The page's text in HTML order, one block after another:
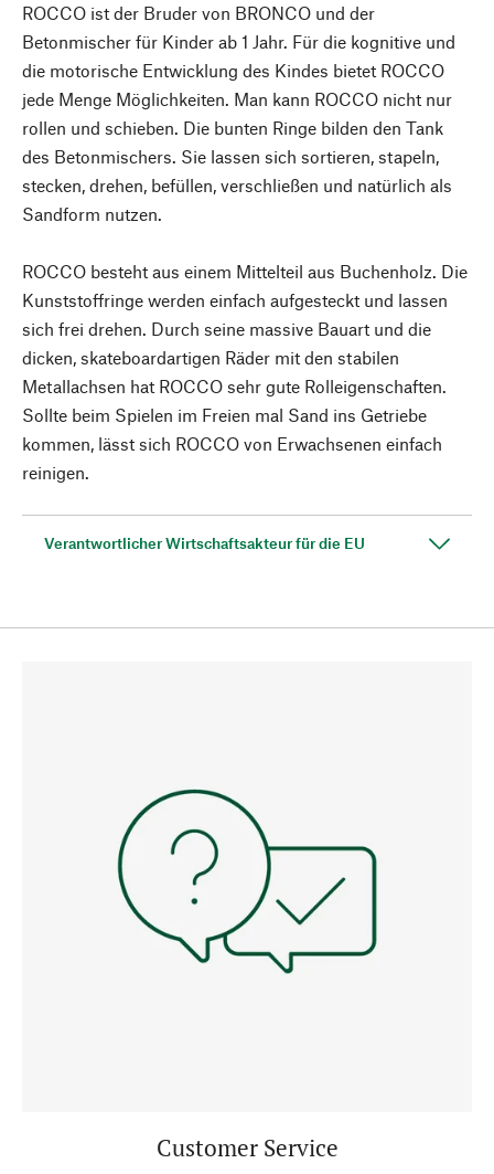
ROCCO ist der Bruder von BRONCO und der
Betonmischer für Kinder ab 1 Jahr. Für die kognitive und
die motorische Entwicklung des Kindes bietet ROCCO
jede Menge Möglichkeiten. Man kann ROCCO nicht nur
rollen und schieben. Die bunten Ringe bilden den Tank
des Betonmischers. Sie lassen sich sortieren, stapeln,
stecken, drehen, befüllen, verschließen und natürlich als
Sandform nutzen.
ROCCO besteht aus einem Mittelteil aus Buchenholz. Die
Kunststoffringe werden einfach aufgesteckt und lassen
sich frei drehen. Durch seine massive Bauart und die
dicken, skateboardartigen Räder mit den stabilen
Metallachsen hat ROCCO sehr gute Rolleigenschaften.
Sollte beim Spielen im Freien mal Sand ins Getriebe
kommen, lässt sich ROCCO von Erwachsenen einfach
reinigen.
Verantwortlicher Wirtschaftsakteur für die EU
Customer Service